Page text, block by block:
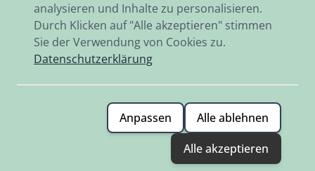
© 2026 RBO-Ing. Stöckl GmbH.
Allgemeine Geschäftsbedingungen
analysieren und Inhalte zu personalisieren.
Durch Klicken auf "Alle akzeptieren" stimmen
Sie der Verwendung von Cookies zu.
Datenschutzerklärung
Anpassen
Alle ablehnen
Alle akzeptieren